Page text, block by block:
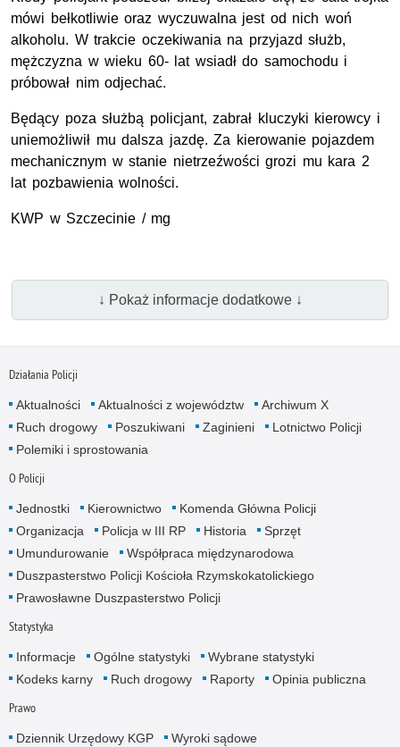
mówi bełkotliwie oraz wyczuwalna jest od nich woń
alkoholu. W trakcie oczekiwania na przyjazd służb,
mężczyzna w wieku 60- lat wsiadł do samochodu i
próbował nim odjechać.
Będący poza służbą policjant, zabrał kluczyki kierowcy i
uniemożliwił mu dalsza jazdę. Za kierowanie pojazdem
mechanicznym w stanie nietrzeźwości grozi mu kara 2
lat pozbawienia wolności.
KWP w Szczecinie / mg
↓ Pokaż informacje dodatkowe ↓
Działania Policji
Aktualności Aktualności z województw
Archiwum X
Ruch drogowy
Poszukiwani Zaginieni
Lotnictwo Policji
Polemiki i sprostowania
O Policji
Jednostki Kierownictwo
Komenda Główna Policji
Organizacja
Policja w III RP Historia
Sprzęt
Umundurowanie
Współpraca międzynarodowa
Duszpasterstwo Policji Kościoła Rzymskokatolickiego
Prawosławne Duszpasterstwo Policji
Statystyka
Informacje Ogólne statystyki
Wybrane statystyki
Kodeks karny
Ruch drogowy Raporty Opinia publiczna
Prawo
Dziennik Urzędowy KGP Wyroki sądowe